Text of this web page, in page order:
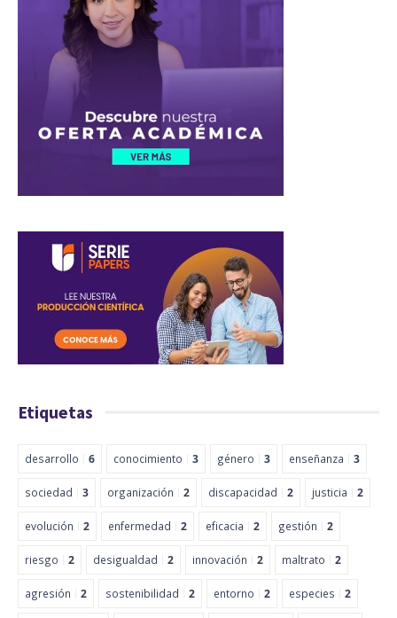
Etiquetas
desarrollo 6 conocimiento 3 género 3 enseñanza 3
sociedad 3 organización 2 discapacidad 2 justicia 2
evolución 2 enfermedad 2 eficacia 2 gestión 2
riesgo 2 desigualdad 2 innovación 2 maltrato 2
agresión 2 sostenibilidad 2 entorno 2 especies 2